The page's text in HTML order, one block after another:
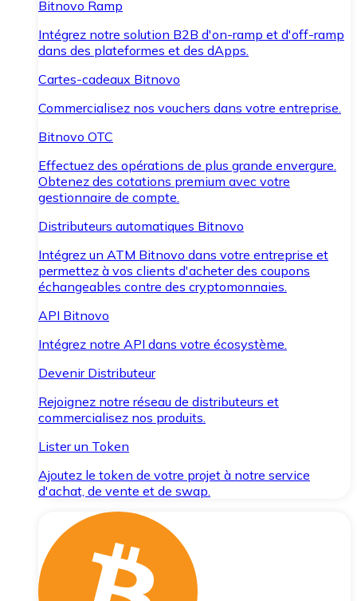
Bitnovo Ramp
Intégrez notre solution B2B d'on-ramp et d'off-ramp
dans des plateformes et des dApps.
Cartes-cadeaux Bitnovo
Commercialisez nos vouchers dans votre entreprise.
Bitnovo OTC
Effectuez des opérations de plus grande envergure.
Obtenez des cotations premium avec votre
gestionnaire de compte.
Distributeurs automatiques Bitnovo
Intégrez un ATM Bitnovo dans votre entreprise et
permettez à vos clients d'acheter des coupons
échangeables contre des cryptomonnaies.
API Bitnovo
Intégrez notre API dans votre écosystème.
Devenir Distributeur
Rejoignez notre réseau de distributeurs et
commercialisez nos produits.
Lister un Token
Ajoutez le token de votre projet à notre service
d'achat, de vente et de swap.